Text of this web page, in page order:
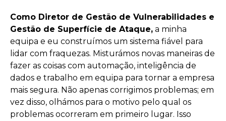
Como Diretor de Gestão de Vulnerabilidades e
Gestão de Superfície de Ataque, a minha
equipa e eu construímos um sistema fiável para
lidar com fraquezas. Misturámos novas maneiras de
fazer as coisas com automação, inteligência de
dados e trabalho em equipa para tornar a empresa
mais segura. Não apenas corrigimos problemas; em
vez disso, olhámos para o motivo pelo qual os
problemas ocorreram em primeiro lugar. Isso